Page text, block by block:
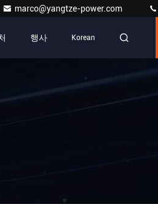
marco@yangtze-power.com
행사 Korean